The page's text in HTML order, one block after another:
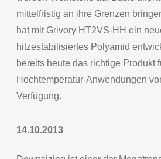
mittelfristig an ihre Grenzen
hat mit Grivory HT2VS-HH ein
hitzestabilisiertes Polyamid
bereits heute das richtige Produkt
Hochtemperatur-Anwendungen
Verfügung.
14.10.2013